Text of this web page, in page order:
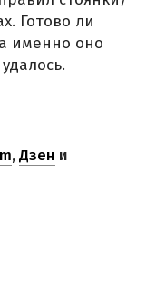
Готово ли
именно оно
,Дзен и